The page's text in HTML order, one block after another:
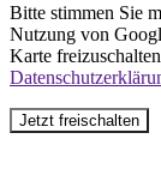
Bitte stimmen Sie
Nutzung von
Karte
Jetzt freischalten